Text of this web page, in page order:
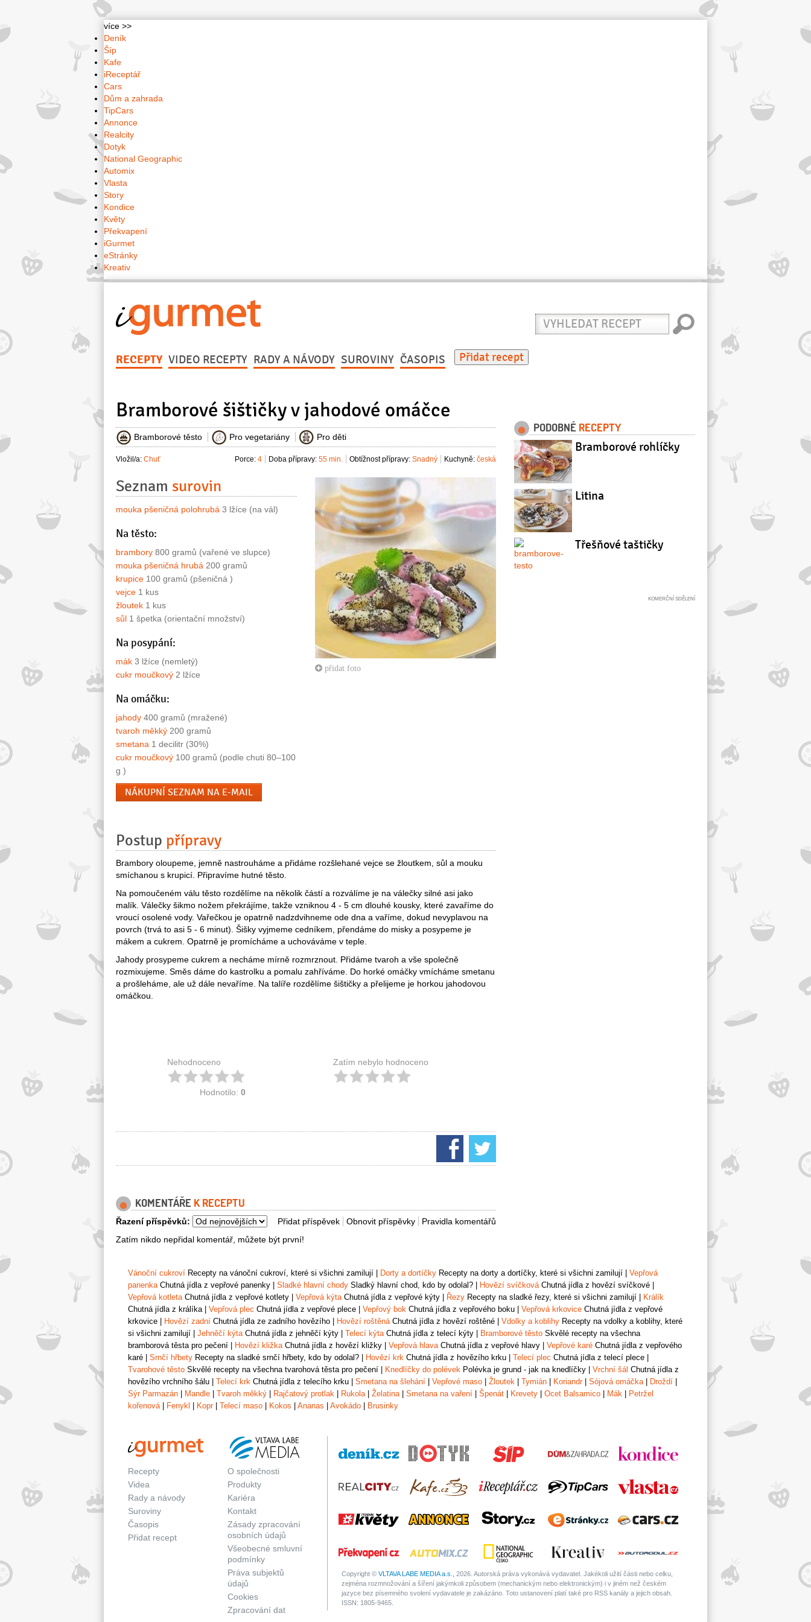
více >>
Deník
Šíp
Kafe
iReceptář
Cars
Dům a zahrada
TipCars
Annonce
Realcity
Dotyk
National Geographic
Automix
Vlasta
Story
Kondice
Květy
Překvapení
iGurmet
eStránky
Kreativ
Vyhledat
recept
RECEPTY VIDEO RECEPTY RADY A NÁVODY SUROVINY ČASOPIS Přidat recept
Bramborové šištičky v jahodové omáčce
Bramborové těsto Pro vegetariány Pro děti
Vložil/a: Chuť Kuchyně: česká
Obtížnost přípravy: Snadný
Doba přípravy: 55 min.
Porce: 4
přidat foto
Seznam surovin
mouka pšeničná polohrubá 3 lžíce (na vál)
Na těsto:
brambory 800 gramů (vařené ve slupce)
mouka pšeničná hrubá 200 gramů
krupice 100 gramů (pšeničná )
vejce 1 kus
žloutek 1 kus
sůl 1 špetka (orientační množství)
Na posypání:
mák 3 lžíce (nemletý)
cukr moučkový 2 lžíce
Na omáčku:
jahody 400 gramů (mražené)
tvaroh měkký 200 gramů
smetana 1 decilitr (30%)
cukr moučkový 100 gramů (podle chuti 80–100
g )
NÁKUPNÍ SEZNAM NA E-MAIL
Postup přípravy
Brambory oloupeme, jemně nastrouháme a přidáme rozšlehané vejce se žloutkem, sůl a mouku
smíchanou s krupicí. Připravíme hutné těsto.
Na pomoučeném válu těsto rozdělíme na několik částí a rozválíme je na válečky silné asi jako
malík. Válečky šikmo nožem překrájíme, takže vzniknou 4 - 5 cm dlouhé kousky, které zavaříme do
vroucí osolené vody. Vařečkou je opatrně nadzdvihneme ode dna a vaříme, dokud nevyplavou na
povrch (trvá to asi 5 - 6 minut). Šišky vyjmeme cedníkem, přendáme do misky a posypeme je
mákem a cukrem. Opatrně je promícháme a uchováváme v teple.
Jahody prosypeme cukrem a necháme mírně rozmrznout. Přidáme tvaroh a vše společně
rozmixujeme. Směs dáme do kastrolku a pomalu zahříváme. Do horké omáčky vmícháme smetanu
a prošleháme, ale už dále nevaříme. Na talíře rozdělíme šištičky a přelijeme je horkou jahodovou
omáčkou.
Nehodnoceno
Hodnotilo: 0
Zatím nebylo hodnoceno
KOMENTÁŘE K RECEPTU
Pravidla komentářů
Obnovit příspěvky
Přidat příspěvek
Řazení příspěvků:
Zatím nikdo nepřidal komentář, můžete být první!
PODOBNÉ RECEPTY
Bramborové rohlíčky
Litina
Třešňové taštičky
Vánoční cukroví Recepty na vánoční cukroví, které si všichni zamilují Dorty a dortíčky Recepty na dorty a dortíčky, které si všichni zamilují
Vepřová
panenkaChutná jídla z vepřové panenky Sladké hlavní chody Sladký hlavní chod, kdo by odolal? Hovězí svíčkováChutná jídla z hovězí svíčkové
Vepřová kotletaChutná jídla z vepřové kotlety Vepřová kýtaChutná jídla z vepřové kýty Řezy Recepty na sladké řezy, které si všichni zamilují
Králík
Chutná jídla z králíka| Vepřová plec Chutná jídla z vepřové plece Vepřový bok Chutná jídla z vepřového boku Vepřová krkovice Chutná jídla z vepřové
krkovice
Hovězí zadní Chutná jídla ze zadního hovězího Hovězí roštěnáChutná jídla z hovězí roštěné Vdolky a koblihy Recepty na vdolky a koblihy, které
si všichni zamilují
Jehněčí kýtaChutná jídla z jehněčí kýty Telecí kýtaChutná jídla z telecí kýty Bramborové těsto Skvělé recepty na všechna
bramborová těsta pro pečení
Hovězí kližkaChutná jídla z hovězí kližky Vepřová hlavaChutná jídla z vepřové hlavy Vepřové karé Chutná jídla z vepřového
karé
Srnčí hřbety Recepty na sladké srnčí hřbety, kdo by odolal? Hovězí krk Chutná jídla z hovězího krku Telecí plec Chutná jídla z telecí plece
Tvarohové těsto Skvělé recepty na všechna tvarohová těsta pro pečení Knedlíčky do polévek Polévka je grund - jak na knedlíčky Vrchní šál Chutná jídla z
hovězího vrchního šálu
Telecí krk Chutná jídla z telecího krku Smetana na šlehání Vepřové maso Žloutek Tymián Koriandr| Sójová omáčka| Droždí
Sýr Parmazán
Mandle Tvaroh měkký Rajčatový protlak Rukola| Želatina| Smetana na vaření Špenát Krevety Ocet Balsamico Mák
Petržel
kořenová| Fenykl Kopr| Telecí maso Kokos Ananas Avokádo Brusinky
Recepty
Videa
Rady a návody
Suroviny
Časopis
Přidat recept
O společnosti
Produkty
Kariéra
Kontakt
Zásady zpracování
osobních údajů
Všeobecné smluvní
podmínky
Práva subjektů
údajů
Cookies
Zpracování dat
Copyright © VLTAVA LABE MEDIA a.s.,
2026. Autorská práva vykonává vydavatel. Jakékoli užití části nebo celku,
zejména rozmnožování a šíření jakýmkoli způsobem (mechanickým nebo elektronickým) i v jiném než českém
jazyce bez písemného svolení vydavatele je zakázáno. Toto ustanovení platí také pro RSS kanály a jejich obsah.
ISSN: 1805-9465.